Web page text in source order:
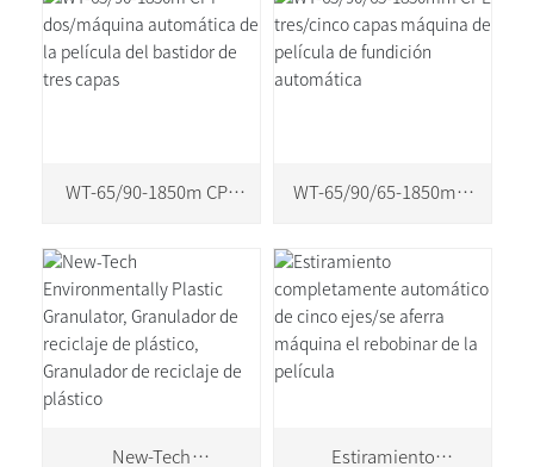
WT-65/90-1850m CPP
automática de la
película del bastidor de
tres capas
WT-65/90/65-1850mm
máquina de película de
fundición automática
New-Tech
Estiramiento